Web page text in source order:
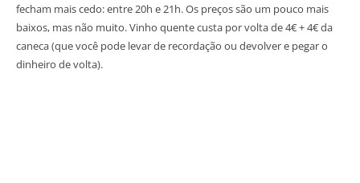
fecham mais cedo: entre 20h e 21h. Os preços são um pouco mais
baixos, mas não muito. Vinho quente custa por volta de 4€ + 4€ da
caneca (que você pode levar de recordação ou devolver e pegar o
dinheiro de volta).